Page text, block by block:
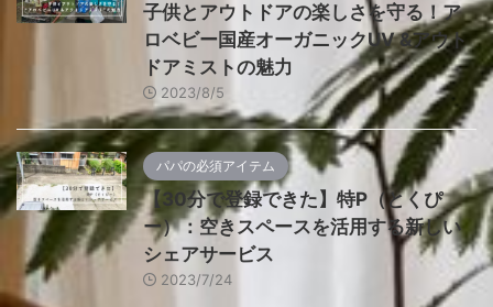
子供とアウトドアの楽しさを守る！ア
ロベビー国産オーガニックUV &アウト
ドアミストの魅力
2023/8/5
パパの必須アイテム
【30分で登録できた】特P（とくぴ
ー）：空きスペースを活用する新しい
シェアサービス
2023/7/24